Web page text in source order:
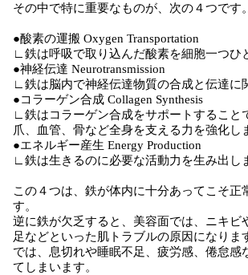
その中で特に重要なものが、次の４つです。
●酸素の運搬 Oxygen Transportation
∟鉄は呼吸で取り込んだ酸素を細胞一つひ
●神経伝達 Neurotransmission
∟鉄は脳内で神経伝達物質の合成と伝達に
●コラーゲン合成 Collagen Synthesis
∟鉄はコラーゲン合成をサポートすること
爪、血管、骨など全身を支える力を強化し
●エネルギー産生 Energy Production
∟鉄は生きるのに必要な活動力を生み出し
この４つは、鉄が体内に十分あってこそ正
す。
逆に鉄が欠乏すると、美容面では、ニキビ
足などといった肌トラブルの原因になりま
では、息切れや睡眠不足、疲労感、倦怠感
てしまいます。